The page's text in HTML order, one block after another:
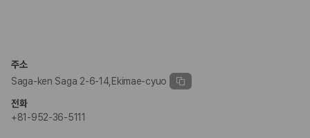
수준을 선택할 수 있습니다.
3. 제주공항 접근성과 셔틀 조건을 함께 확인하세요
제주 렌트카는 차량 인수 위치와 셔틀 편의성에 따라 실제 이용 만족도가
주소
Saga-ken Saga 2-6-14,Ekimae-cyuo
전화
+81-952-36-5111